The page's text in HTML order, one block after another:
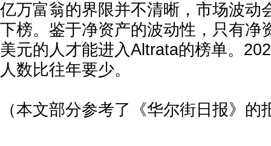
亿万富翁的界限并不清晰，市场波动
下榜。鉴于净资产的波动性，只有净
美元的人才能进入Altrata的榜单。
人数比往年要少。
（本文部分参考了《华尔街日报》的